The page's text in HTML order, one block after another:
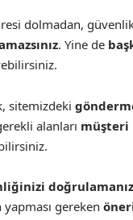
dolmadan,
. Yine de
sitemizdeki
alanları müşteri
yapması gereken